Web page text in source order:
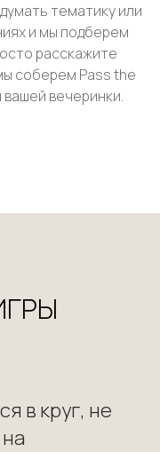
тематику или
и мы подберем
расскажите
соберем Pass the
вечеринки.
в круг, не